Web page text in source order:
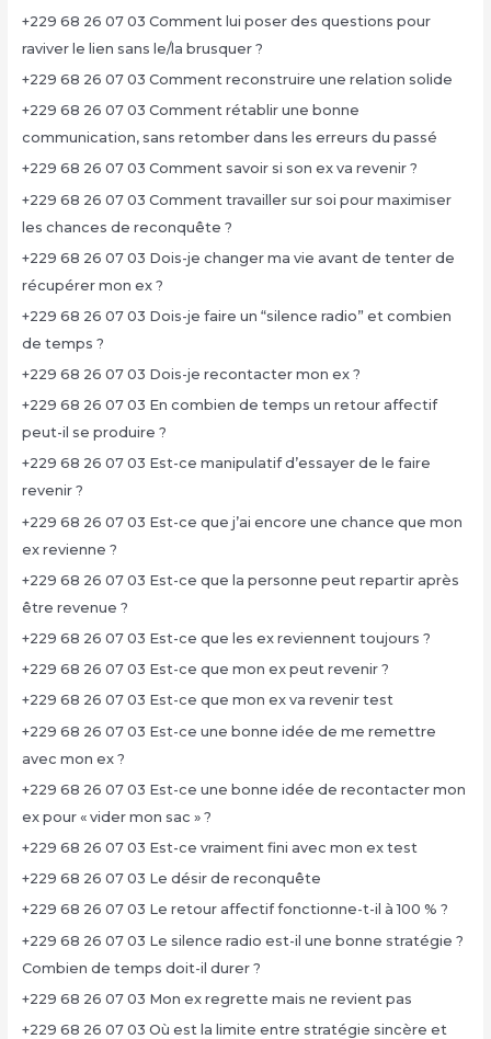
+229 68 26 07 03 Comment lui poser des questions pour
raviver le lien sans le/la brusquer ?
+229 68 26 07 03 Comment reconstruire une relation solide
+229 68 26 07 03 Comment rétablir une bonne
communication, sans retomber dans les erreurs du passé
+229 68 26 07 03 Comment savoir si son ex va revenir ?
+229 68 26 07 03 Comment travailler sur soi pour maximiser
les chances de reconquête ?
+229 68 26 07 03 Dois-je changer ma vie avant de tenter de
récupérer mon ex ?
+229 68 26 07 03 Dois-je faire un “silence radio” et combien
de temps ?
+229 68 26 07 03 Dois-je recontacter mon ex ?
+229 68 26 07 03 En combien de temps un retour affectif
peut-il se produire ?
+229 68 26 07 03 Est-ce manipulatif d’essayer de le faire
revenir ?
+229 68 26 07 03 Est-ce que j’ai encore une chance que mon
ex revienne ?
+229 68 26 07 03 Est-ce que la personne peut repartir après
être revenue ?
+229 68 26 07 03 Est-ce que les ex reviennent toujours ?
+229 68 26 07 03 Est-ce que mon ex peut revenir ?
+229 68 26 07 03 Est-ce que mon ex va revenir test
+229 68 26 07 03 Est-ce une bonne idée de me remettre
avec mon ex ?
+229 68 26 07 03 Est-ce une bonne idée de recontacter mon
ex pour « vider mon sac » ?
+229 68 26 07 03 Est-ce vraiment fini avec mon ex test
+229 68 26 07 03 Le désir de reconquête
+229 68 26 07 03 Le retour affectif fonctionne-t-il à 100 % ?
+229 68 26 07 03 Le silence radio est-il une bonne stratégie ?
Combien de temps doit-il durer ?
+229 68 26 07 03 Mon ex regrette mais ne revient pas
+229 68 26 07 03 Où est la limite entre stratégie sincère et